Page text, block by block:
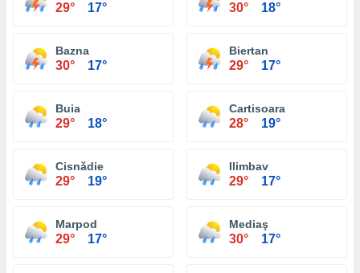
29° 17° 30° 18°
Bazna
30° 17°
Biertan
29° 17°
Buia
29° 18°
Cartisoara
28° 19°
Cisnădie
29° 19°
Ilimbav
29° 17°
Marpod
29° 17°
Mediaş
30° 17°